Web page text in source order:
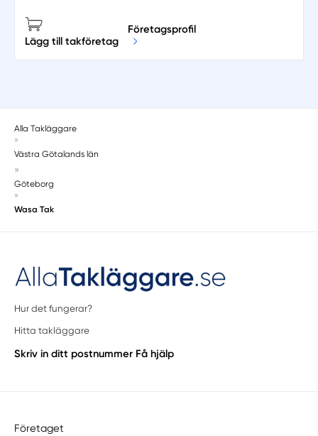
Lägg till takföretag
Företagsprofil
Alla Takläggare
»
Västra Götalands län
»
Göteborg
»
Wasa Tak
Hur det fungerar?
Hitta takläggare
Skriv in ditt postnummer Få hjälp
Företaget